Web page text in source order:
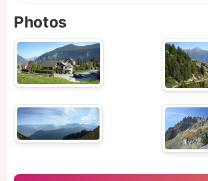
Photos